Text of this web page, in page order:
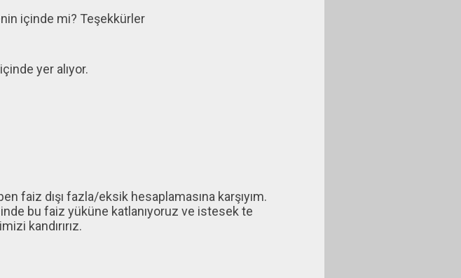
içinde mi? Teşekkürler
yer alıyor.
faiz dışı fazla/eksik hesaplamasına karşıyım.
bu faiz yüküne katlanıyoruz ve istesek te
kandırırız.